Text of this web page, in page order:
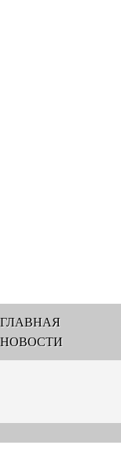
ГЛАВНАЯ
НОВОСТИ